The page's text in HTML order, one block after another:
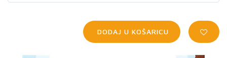
DODAJ U KOŠARICU